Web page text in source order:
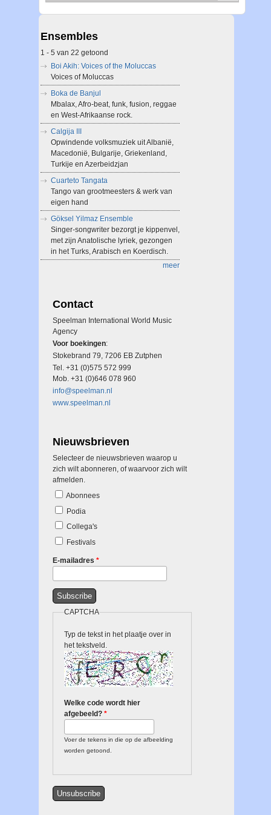
Ensembles
1 - 5 van 22 getoond
Boi Akih: Voices of the Moluccas
Voices of Moluccas
Boka de Banjul
Mbalax, Afro-beat, funk, fusion, reggae
en West-Afrikaanse rock.
Calgija III
Opwindende volksmuziek uit Albanië,
Macedonië, Bulgarije, Griekenland,
Turkije en Azerbeidzjan
Cuarteto Tangata
Tango van grootmeesters & werk van
eigen hand
Göksel Yilmaz Ensemble
Singer-songwriter bezorgt je kippenvel,
met zijn Anatolische lyriek, gezongen
in het Turks, Arabisch en Koerdisch.
meer
Contact
Speelman International World Music
Agency
Voor boekingen:
Stokebrand 79, 7206 EB Zutphen
Tel. +31 (0)575 572 999
Mob. +31 (0)646 078 960
info@speelman.nl
www.speelman.nl
Nieuwsbrieven
Selecteer de nieuwsbrieven waarop u
zich wilt abonneren, of waarvoor zich wilt
afmelden.
Abonnees
Podia
Collega's
Festivals
E-mailadres *
CAPTCHA
Typ de tekst in het plaatje over in
het tekstveld.
Welke code wordt hier
afgebeeld?*
Voer de tekens in die op de afbeelding
worden getoond.